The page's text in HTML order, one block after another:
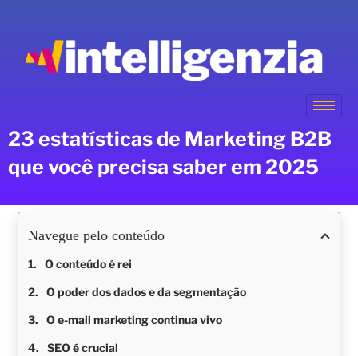
23 estatísticas de Marketing B2B
que você precisa saber em 2025
Navegue pelo conteúdo
O conteúdo é rei
O poder dos dados e da segmentação
O e-mail marketing continua vivo
SEO é crucial